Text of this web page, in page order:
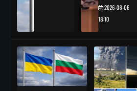
2026-08-06
18:10